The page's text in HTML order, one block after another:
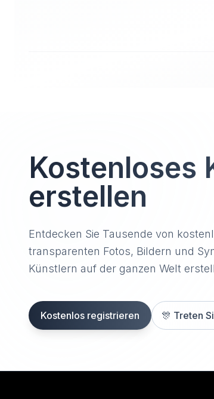
Kostenloses
erstellen
Entdecken Sie Tausende von
transparenten Fotos, Bildern und
Künstlern auf der ganzen Welt
Kostenlos registrieren 🎊 Treten